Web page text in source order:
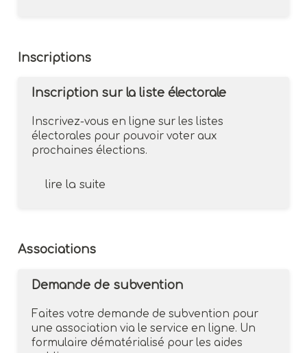
Inscriptions
Inscription sur la liste électorale
Inscrivez-vous en ligne sur les listes
électorales pour pouvoir voter aux
prochaines élections.
lire la suite
Associations
Demande de subvention
Faites votre demande de subvention pour
une association via le service en ligne. Un
formulaire dématérialisé pour les aides